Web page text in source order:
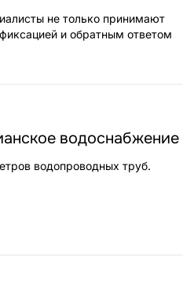
не только принимают
и обратным ответом
водоснабжение
водопроводных труб.